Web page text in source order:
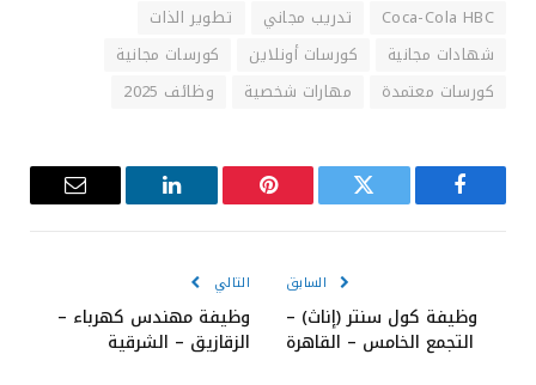
Coca-Cola HBC تدريب مجاني
تطوير الذات
شهادات مجانية
كورسات أونلاين
كورسات مجانية
كورسات معتمدة
مهارات شخصية وظائف 2025
فيسبوك تويتر بينتيريست لينكدإن
البريد
السابق
وظيفة كول سنتر (إناث) –
التجمع الخامس – القاهرة
التالي
وظيفة مهندس كهرباء –
الزقازيق – الشرقية